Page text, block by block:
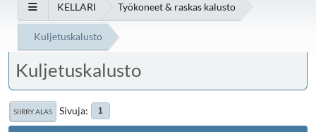
KELLARI Työkoneet & raskas kalusto
Kuljetuskalusto
Kuljetuskalusto
SIIRRY ALAS Sivuja 1